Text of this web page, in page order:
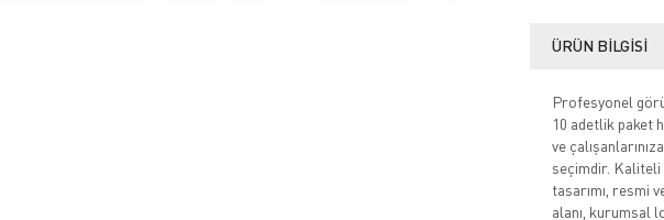
ÜRÜN BILGISI
Profesyonel
10 adetlik paket
ve
seçimdir. Kaliteli
tasarımı, resmi
alanı, kurumsal